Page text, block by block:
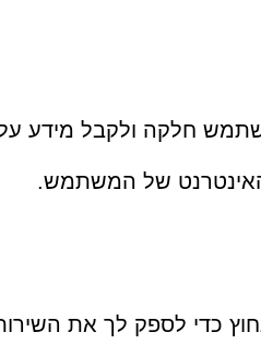
חלקה ולקבל
כדי לספק לך את